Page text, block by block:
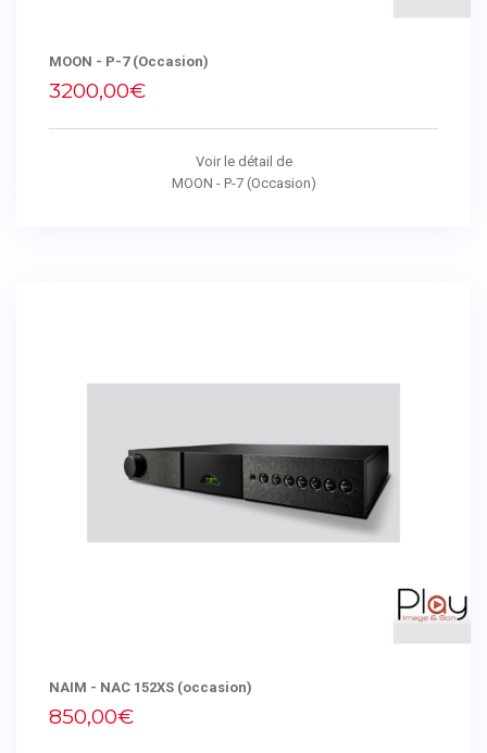
MOON - P-7 (Occasion)
3200,00€
Voir le détail de
MOON - P-7 (Occasion)
NAIM - NAC 152XS (occasion)
850,00€